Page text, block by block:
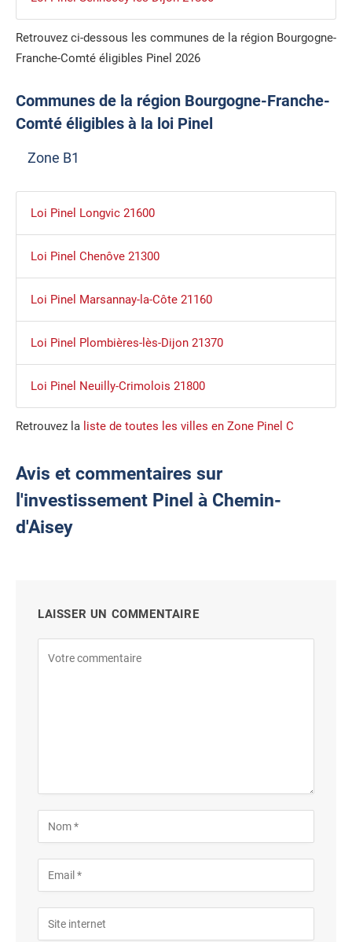
Retrouvez ci-dessous les communes de la région Bourgogne-
Franche-Comté éligibles Pinel 2026
Communes de la région Bourgogne-Franche-
Comté éligibles à la loi Pinel
Zone B1
Loi Pinel Longvic 21600
Loi Pinel Chenôve 21300
Loi Pinel Marsannay-la-Côte 21160
Loi Pinel Plombières-lès-Dijon 21370
Loi Pinel Neuilly-Crimolois 21800
Retrouvez la liste de toutes les villes en Zone Pinel C
Avis et commentaires sur
l'investissement Pinel à Chemin-
d'Aisey
LAISSER UN COMMENTAIRE